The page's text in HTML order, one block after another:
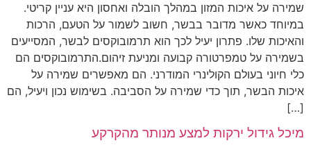
שמירה על איכות המזון במהלך הובלה ואחסון היא עניין קריטי.
במיוחד כאשר מדובר בבשר, חשוב לשמור על הטעם, הרכות
והאיכות שלו. פתרון יעיל לכך הוא תרמובוקסים לבשר, המסייעים
בשמירה על טמפרטורה קבועה ומניעת זיהום.התרמובוקסים הם
כלי חיוני בעולם הקולינרי המודרני. הם מאפשרים שמירה על
איכות הבשר, תוך כדי שמירה על הסביבה. בשימוש נכון ויעיל, הם
[…]
מיכל גידול ירקות למצע מנותר מהקרקע